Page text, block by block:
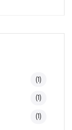
(1)
(1)
(1)